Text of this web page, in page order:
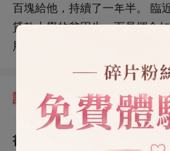
百塊給他，持續了一年半。 臨
貸款上學的貧困生，而是揮金
用別人的。 少爺紆尊降貴，邀
我命好，僅憑善良小白花的人
在必得的目光。 我搖了搖頭，
「我是來跟你說分手的。」
評分：5.0
書評